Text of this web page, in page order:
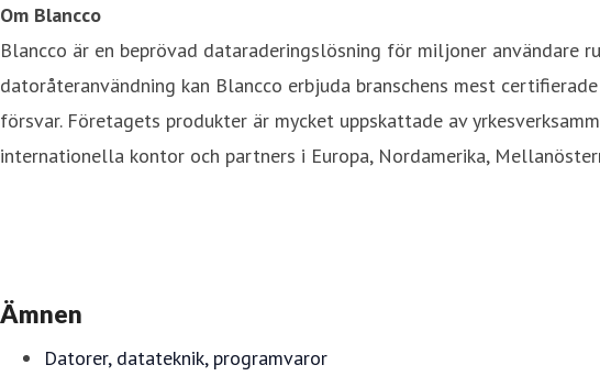
Om Blancco
Blancco är en beprövad dataraderingslösning för miljoner användare
datoråteranvändning kan Blancco erbjuda branschens mest
försvar. Företagets produkter är mycket uppskattade av
internationella kontor och partners i Europa, Nordamerika,
Ämnen
Datorer, datateknik, programvaror